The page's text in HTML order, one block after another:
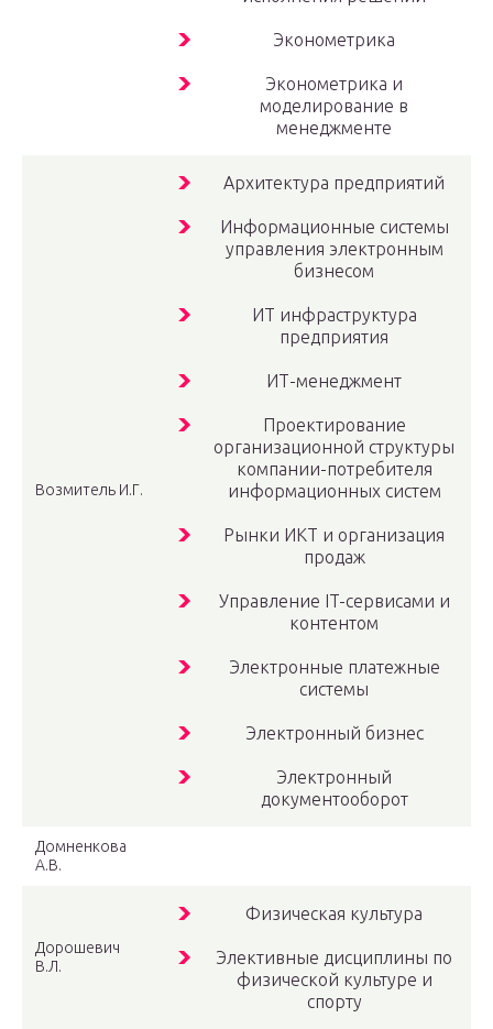
Эконометрика
Эконометрика и
моделирование в
менеджменте
Возмитель И.Г.
Архитектура предприятий
Информационные системы
управления электронным
бизнесом
ИТ инфраструктура
предприятия
ИТ-менеджмент
Проектирование
организационной структуры
компании-потребителя
информационных систем
Рынки ИКТ и организация
продаж
Управление IT-сервисами и
контентом
Электронные платежные
системы
Электронный бизнес
Электронный
документооборот
Домненкова
А.В.
Дорошевич
В.Л.
Физическая культура
Элективные дисциплины по
физической культуре и
спорту